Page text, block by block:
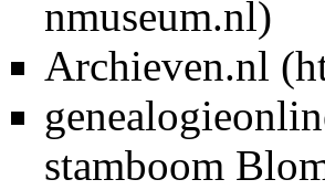
Archieven.nl
stamboom